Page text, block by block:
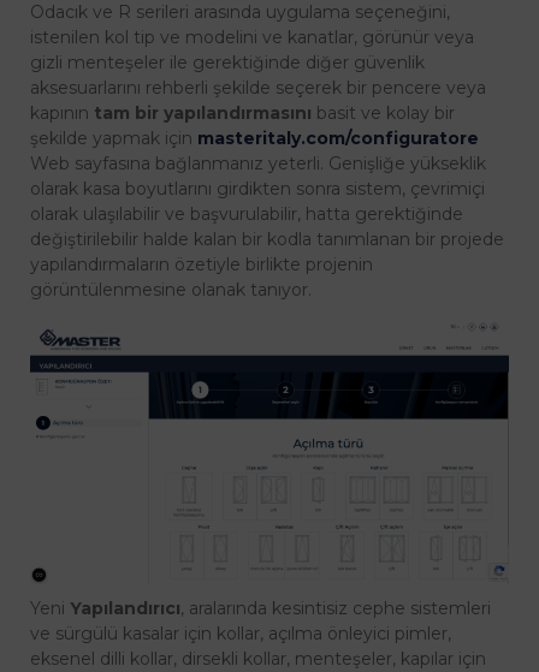
Odacık ve R serileri arasında uygulama seçeneğini,
istenilen kol tip ve modelini ve kanatlar, görünür veya
gizli menteşeler ile gerektiğinde diğer güvenlik
aksesuarlarını rehberli şekilde seçerek bir pencere veya
kapının tam bir yapılandırmasını basit ve kolay bir
şekilde yapmak için masteritaly.com/configuratore
Web sayfasına bağlanmanız yeterli. Genişliğe yükseklik
olarak kasa boyutlarını girdikten sonra sistem, çevrimiçi
olarak ulaşılabilir ve başvurulabilir, hatta gerektiğinde
değiştirilebilir halde kalan bir kodla tanımlanan bir projede
yapılandırmaların özetiyle birlikte projenin
görüntülenmesine olanak tanıyor.
Yeni Yapılandırıcı, aralarında kesintisiz cephe sistemleri
ve sürgülü kasalar için kollar, açılma önleyici pimler,
eksenel dilli kollar, dirsekli kollar, menteşeler, kapılar için